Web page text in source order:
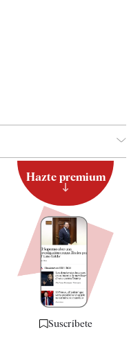
Hazte premium
Suscríbete